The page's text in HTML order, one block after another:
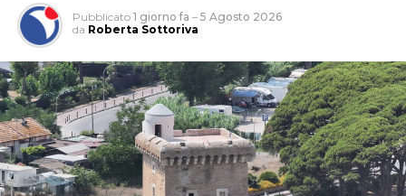
Pubblicato 1 giorno fa – 5 Agosto 2026
da Roberta Sottoriva